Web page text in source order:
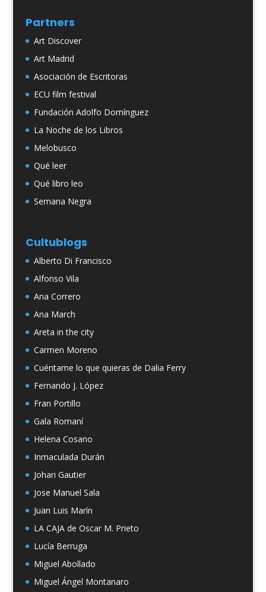
Partners
Art Discover
Art Madrid
Asociación de Escritoras
ECU film festival
Fundación Adolfo Domínguez
La Noche de los Libros
Melobusco
Qué leer
Qué libro leo
Semana Negra
Cultublogs
Alberto Di Francisco
Alfonso Vila
Ana Correro
Ana March
Areta in the city
Carmen Moreno
Cuéntame lo que quieras de Dalia Ferry
Fernando J. López
Fran Portillo
Gala Romaní
Helena Cosano
Inmaculada Durán
Johari Gautier
Jose Manuel Sala
Juan Luis Marín
LA CAJA de Oscar M. Prieto
Lucía Berruga
Miguel Abollado
Miguel Ángel Montanaro